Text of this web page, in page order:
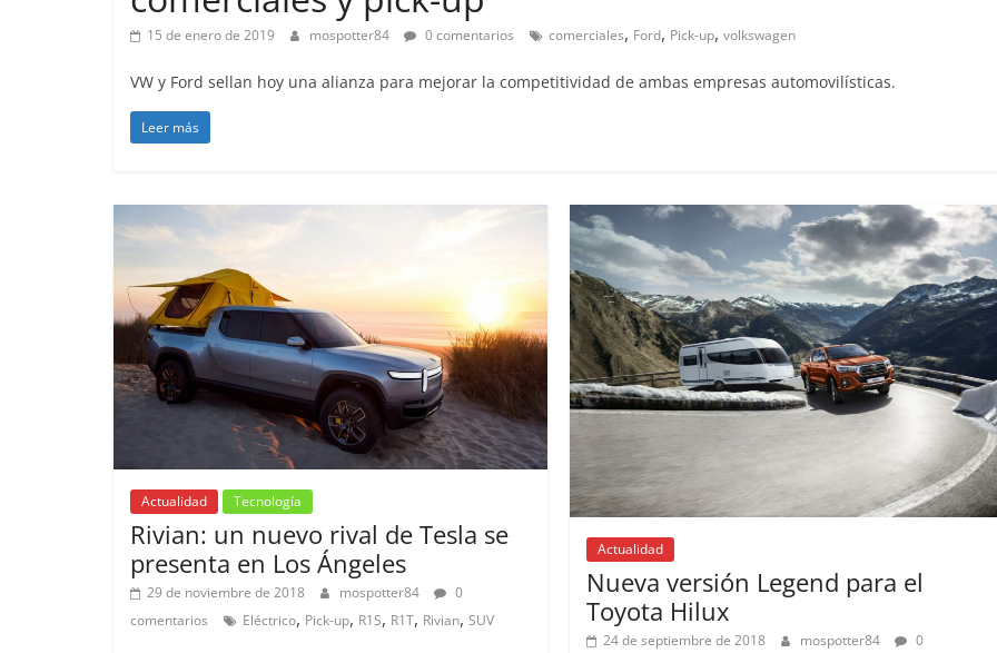
15 de enero de 2019 mospotter84 0 comentarios comerciales, Ford, Pick-up, volkswagen
VW y Ford sellan hoy una alianza para mejorar la competitividad de ambas empresas automovilísticas.
Leer más
Actualidad Tecnología
Rivian: un nuevo rival de Tesla se
presenta en Los Ángeles
29 de noviembre de 2018 mospotter84
0
comentarios
Eléctrico, Pick-up, R1S, R1T, Rivian, SUV
Actualidad
Nueva versión Legend para el
Toyota Hilux
24 de septiembre de 2018 mospotter84
0
Mercedes-Benz más caros
31 de enero de 2022 mospotter84 0
Audi RS6:
25 de julio de 2022
Seguridad
Llamada a revisión en
Mercedes Clase A fabricados
entre 2017-2019
4 de septiembre de 2020
Seguridad
50 años del
ESF 13: un
seguridad
31 de mayo de 2022